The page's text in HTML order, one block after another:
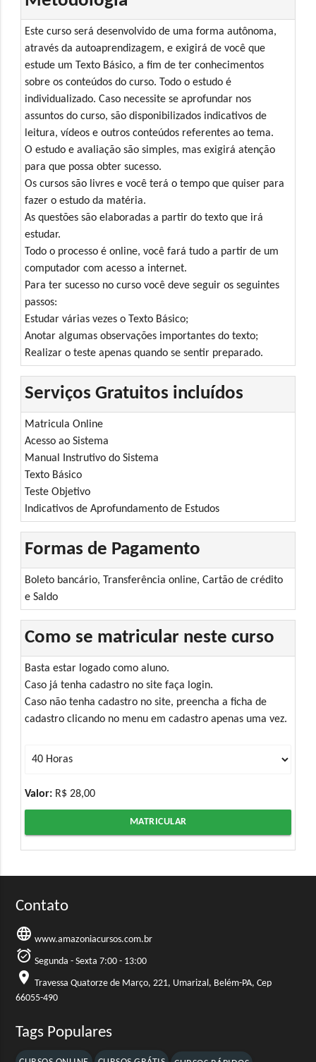
Este curso será desenvolvido de uma forma autônoma,
através da autoaprendizagem, e exigirá de você que
estude um Texto Básico, a fim de ter conhecimentos
sobre os conteúdos do curso. Todo o estudo é
individualizado. Caso necessite se aprofundar nos
assuntos do curso, são disponibilizados indicativos de
leitura, vídeos e outros conteúdos referentes ao tema.
O estudo e avaliação são simples, mas exigirá atenção
para que possa obter sucesso.
Os cursos são livres e você terá o tempo que quiser para
fazer o estudo da matéria.
As questões são elaboradas a partir do texto que irá
estudar.
Todo o processo é online, você fará tudo a partir de um
computador com acesso a internet.
Para ter sucesso no curso você deve seguir os seguintes
passos:
Estudar várias vezes o Texto Básico;
Anotar algumas observações importantes do texto;
Realizar o teste apenas quando se sentir preparado.
Serviços Gratuitos incluídos
Matricula Online
Acesso ao Sistema
Manual Instrutivo do Sistema
Texto Básico
Teste Objetivo
Indicativos de Aprofundamento de Estudos
Formas de Pagamento
Boleto bancário, Transferência online, Cartão de crédito
e Saldo
Como se matricular neste curso
Basta estar logado como aluno.
Caso já tenha cadastro no site faça login.
Caso não tenha cadastro no site, preencha a ficha de
cadastro clicando no menu em cadastro apenas uma vez.
Valor: R$ 28,00
MATRICULAR
Contato
language www.amazoniacursos.com.br
alarm_on Segunda - Sexta 7:00 - 13:00
location_on Travessa Quatorze de Março, 221, Umarizal, Belém-PA, Cep
66055-490
Tags Populares